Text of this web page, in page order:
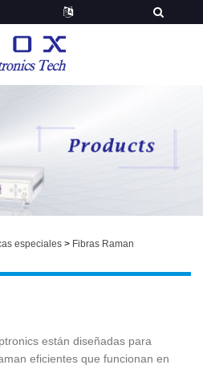
especiales > Fibras Raman
están diseñadas para
eficientes que funcionan en